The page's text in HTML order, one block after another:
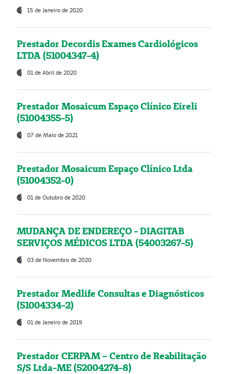
15 de Janeiro de 2020
Prestador Decordis Exames Cardiológicos
LTDA (51004347-4)
01 de Abril de 2020
Prestador Mosaicum Espaço Clínico Eireli
(51004355-5)
07 de Maio de 2021
Prestador Mosaicum Espaço Clínico Ltda
(51004352-0)
01 de Outubro de 2020
MUDANÇA DE ENDEREÇO - DIAGITAB
SERVIÇOS MÉDICOS LTDA (54003267-5)
03 de Novembro de 2020
Prestador Medlife Consultas e Diagnósticos
(51004334-2)
01 de Janeiro de 2019
Prestador CERPAM – Centro de Reabilitação
S/S Ltda-ME (52004274-8)